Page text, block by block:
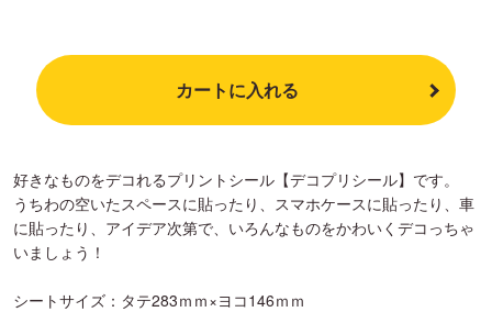
カートに入れる
好きなものをデコれるプリントシール【デコプリシール】です。
うちわの空いたスペースに貼ったり、スマホケースに貼ったり、車
に貼ったり、アイデア次第で、いろんなものをかわいくデコっちゃ
いましょう！
シートサイズ：タテ283ｍｍ×ヨコ146ｍｍ